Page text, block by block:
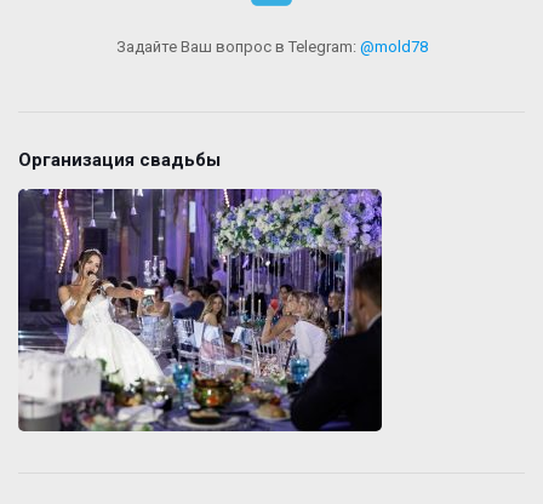
Задайте Ваш вопрос в Telegram: @mold78
Организация свадьбы